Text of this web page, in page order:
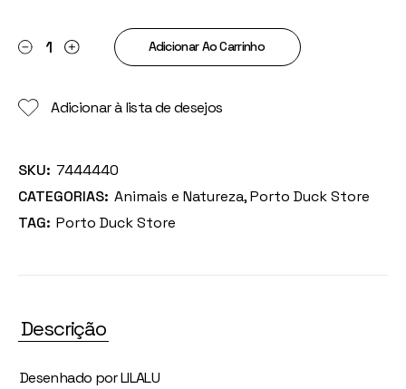
Pato Golfinho quantityAdicionar Ao Carrinho
Adicionar à lista de desejos
SKU: 7444440
CATEGORIAS: Animais e Natureza,Porto Duck Store
TAG: Porto Duck Store
Descrição
Desenhado por LILALU